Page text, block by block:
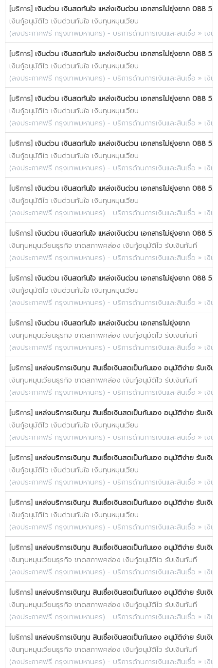
[บริการ] เงินด่วน เงินสดทันใจ แหล่งเงินด่วน เอกสารไม่ยุ่งยาก 088
เงินกู้อนุมัติไว เงินด่วนทันใจ เงินทุนหมุนเวียน
(ลงประกาศฟรี กรุงเทพมหานคร) - บริการด้านการเงินและสินเชื่อ » เงิ
[บริการ] เงินด่วน เงินสดทันใจ แหล่งเงินด่วน เอกสารไม่ยุ่งยาก 088
เงินกู้อนุมัติไว เงินด่วนทันใจ เงินทุนหมุนเวียน
(ลงประกาศฟรี กรุงเทพมหานคร) - บริการด้านการเงินและสินเชื่อ » เงิ
[บริการ] เงินด่วน เงินสดทันใจ แหล่งเงินด่วน เอกสารไม่ยุ่งยาก 088
เงินกู้อนุมัติไว เงินด่วนทันใจ เงินทุนหมุนเวียน
(ลงประกาศฟรี กรุงเทพมหานคร) - บริการด้านการเงินและสินเชื่อ » เงิ
[บริการ] เงินด่วน เงินสดทันใจ แหล่งเงินด่วน เอกสารไม่ยุ่งยาก 088
เงินกู้อนุมัติไว เงินด่วนทันใจ เงินทุนหมุนเวียน
(ลงประกาศฟรี กรุงเทพมหานคร) - บริการด้านการเงินและสินเชื่อ » เงิ
[บริการ] เงินด่วน เงินสดทันใจ แหล่งเงินด่วน เอกสารไม่ยุ่งยาก 088
เงินกู้อนุมัติไว เงินด่วนทันใจ เงินทุนหมุนเวียน
(ลงประกาศฟรี กรุงเทพมหานคร) - บริการด้านการเงินและสินเชื่อ » เงิ
[บริการ] เงินด่วน เงินสดทันใจ แหล่งเงินด่วน เอกสารไม่ยุ่งยาก 088
เงินทุนหมุนเวียนธุรกิจ ขาดสภาพคล่อง เงินกู้อนุมัติไว รับเงินทันที
(ลงประกาศฟรี กรุงเทพมหานคร) - บริการด้านการเงินและสินเชื่อ » เงิ
[บริการ] เงินด่วน เงินสดทันใจ แหล่งเงินด่วน เอกสารไม่ยุ่งยาก 088
เงินกู้อนุมัติไว เงินด่วนทันใจ เงินทุนหมุนเวียน
(ลงประกาศฟรี กรุงเทพมหานคร) - บริการด้านการเงินและสินเชื่อ » เงิ
[บริการ] เงินด่วน เงินสดทันใจ แหล่งเงินด่วน เอกสารไม่ยุ่งยาก
เงินทุนหมุนเวียนธุรกิจ ขาดสภาพคล่อง เงินกู้อนุมัติไว รับเงินทันที
(ลงประกาศฟรี กรุงเทพมหานคร) - บริการด้านการเงินและสินเชื่อ » เงิ
[บริการ] แหล่งบริการเงินทุน สินเชื่อเงินสดเป็นกันเอง อนุมัติง่าย รับเงิน
เงินทุนหมุนเวียนธุรกิจ ขาดสภาพคล่อง เงินกู้อนุมัติไว รับเงินทันที
(ลงประกาศฟรี กรุงเทพมหานคร) - บริการด้านการเงินและสินเชื่อ » เงิ
[บริการ] แหล่งบริการเงินทุน สินเชื่อเงินสดเป็นกันเอง อนุมัติง่าย รับเงิน
เงินกู้อนุมัติไว เงินด่วนทันใจ เงินทุนหมุนเวียน
(ลงประกาศฟรี กรุงเทพมหานคร) - บริการด้านการเงินและสินเชื่อ » เงิ
[บริการ] แหล่งบริการเงินทุน สินเชื่อเงินสดเป็นกันเอง อนุมัติง่าย รับเงิน
เงินกู้อนุมัติไว เงินด่วนทันใจ เงินทุนหมุนเวียน
(ลงประกาศฟรี กรุงเทพมหานคร) - บริการด้านการเงินและสินเชื่อ » เงิ
[บริการ] แหล่งบริการเงินทุน สินเชื่อเงินสดเป็นกันเอง อนุมัติง่าย รับเงิน
เงินกู้อนุมัติไว เงินด่วนทันใจ เงินทุนหมุนเวียน
(ลงประกาศฟรี กรุงเทพมหานคร) - บริการด้านการเงินและสินเชื่อ » เงิ
[บริการ] แหล่งบริการเงินทุน สินเชื่อเงินสดเป็นกันเอง อนุมัติง่าย รับเงิน
เงินทุนหมุนเวียนธุรกิจ ขาดสภาพคล่อง เงินกู้อนุมัติไว รับเงินทันที
(ลงประกาศฟรี กรุงเทพมหานคร) - บริการด้านการเงินและสินเชื่อ » เงิ
[บริการ] แหล่งบริการเงินทุน สินเชื่อเงินสดเป็นกันเอง อนุมัติง่าย รับเงิน
เงินทุนหมุนเวียนธุรกิจ ขาดสภาพคล่อง เงินกู้อนุมัติไว รับเงินทันที
(ลงประกาศฟรี กรุงเทพมหานคร) - บริการด้านการเงินและสินเชื่อ » เงิ
[บริการ] แหล่งบริการเงินทุน สินเชื่อเงินสดเป็นกันเอง อนุมัติง่าย รับเงิน
เงินทุนหมุนเวียนธุรกิจ ขาดสภาพคล่อง เงินกู้อนุมัติไว รับเงินทันที
(ลงประกาศฟรี กรุงเทพมหานคร) - บริการด้านการเงินและสินเชื่อ » เงิ